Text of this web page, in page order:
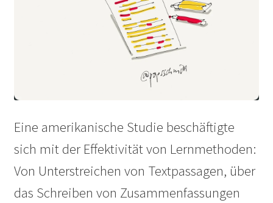
Eine amerikanische Studie beschäftigte
sich mit der Effektivität von Lernmethoden:
Von Unterstreichen von Textpassagen, über
das Schreiben von Zusammenfassungen